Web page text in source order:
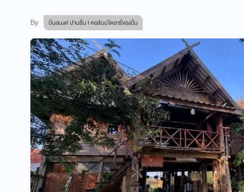
By ปิ่นอนงค์ ปานชื่น I คอลัมน์ไดอารี่ของปิ่น